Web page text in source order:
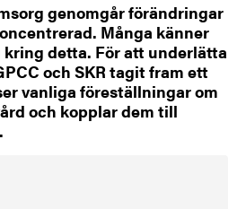
genomgår förändringar
Många känner
kring detta. För att underlätta
och SKR tagit fram ett
vanliga föreställningar om
och kopplar dem till